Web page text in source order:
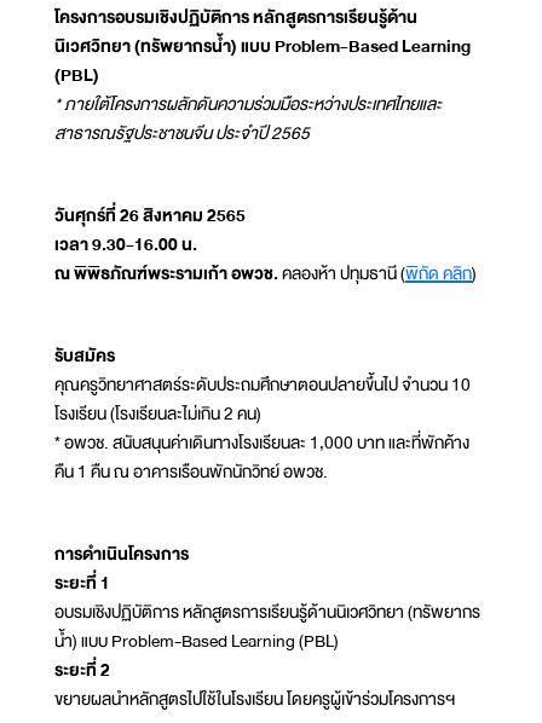
โครงการอบรมเชิงปฏิบัติการ หลักสูตรการเรียนรู้ด้าน
นิเวศวิทยา (ทรัพยากรน้ำ) แบบ Problem-Based Learning
(PBL)
* ภายใต้โครงการผลักดันความร่วมมือระหว่างประเทศไทยและ
สาธารณรัฐประชาชนจีน ประจำปี 2565
วันศุกร์ที่ 26 สิงหาคม 2565
เวลา 9.30-16.00 น.
ณ พิพิธภัณฑ์พระรามเก้า อพวช.คลองห้า ปทุมธานี (พิกัด คลิก)
รับสมัคร
คุณครูวิทยาศาสตร์ระดับประถมศึกษาตอนปลายขึ้นไป จำนวน 10
โรงเรียน (โรงเรียนละไม่เกิน 2 คน)
* อพวช. สนับสนุนค่าเดินทางโรงเรียนละ 1,000 บาท และที่พักค้าง
คืน 1 คืน ณ อาคารเรือนพักนักวิทย์ อพวช.
การดำเนินโครงการ
ระยะที่ 1
อบรมเชิงปฏิบัติการ หลักสูตรการเรียนรู้ด้านนิเวศวิทยา (ทรัพยากร
น้ำ) แบบ Problem-Based Learning (PBL)
ระยะที่ 2
ขยายผลนำหลักสูตรไปใช้ในโรงเรียน โดยครูผู้เข้าร่วมโครงการฯ